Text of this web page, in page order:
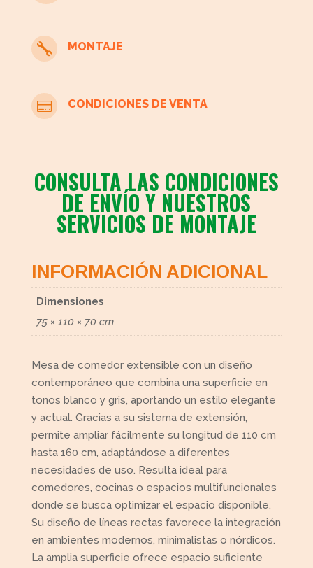
 MONTAJE
 CONDICIONES DE VENTA
CONSULTA LAS CONDICIONES
DE ENVÍO Y NUESTROS
SERVICIOS DE MONTAJE
INFORMACIÓN ADICIONAL
Dimensiones
75 × 110 × 70 cm
Mesa de comedor extensible con un diseño
contemporáneo que combina una superficie en
tonos blanco y gris, aportando un estilo elegante
y actual. Gracias a su sistema de extensión,
permite ampliar fácilmente su longitud de 110 cm
hasta 160 cm, adaptándose a diferentes
necesidades de uso. Resulta ideal para
comedores, cocinas o espacios multifuncionales
donde se busca optimizar el espacio disponible.
Su diseño de líneas rectas favorece la integración
en ambientes modernos, minimalistas o nórdicos.
La amplia superficie ofrece espacio suficiente